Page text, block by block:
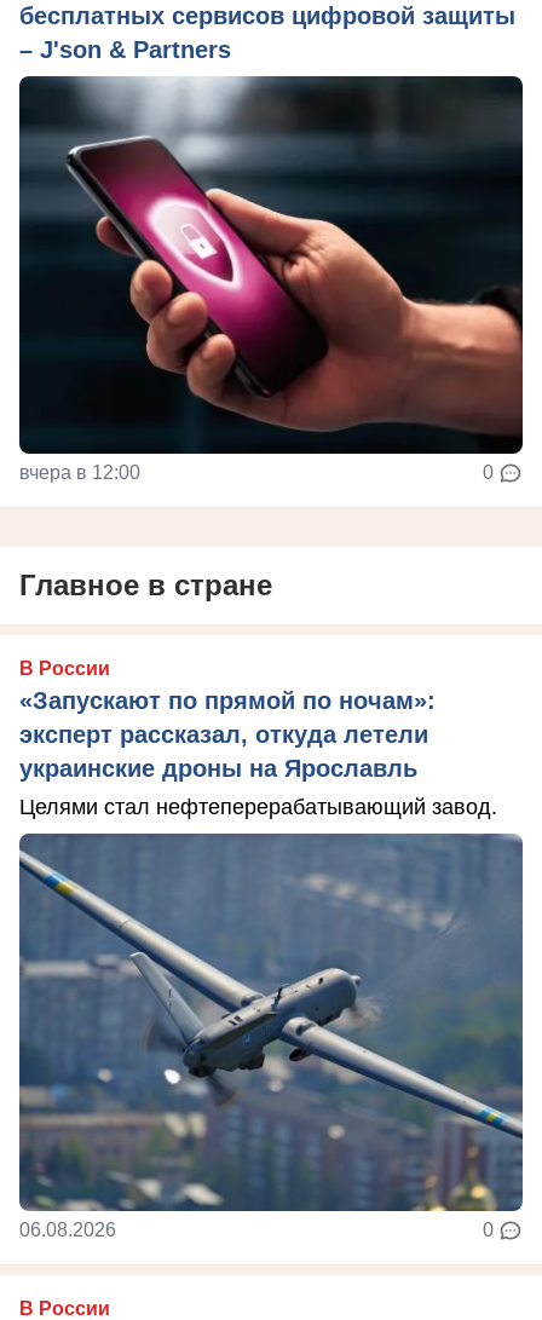
бесплатных сервисов цифровой защиты
– J'son & Partners
вчера в 12:00 0
Главное в стране
В России
«Запускают по прямой по ночам»:
эксперт рассказал, откуда летели
украинские дроны на Ярославль
Целями стал нефтеперерабатывающий завод.
06.08.2026 0
В России